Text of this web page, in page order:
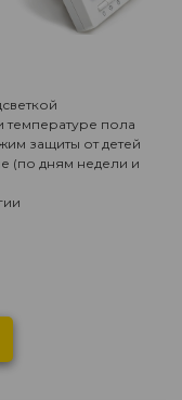
температуре пола
защиты от детей
(по дням недели и